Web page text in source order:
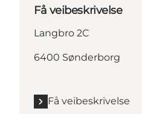
Få veibeskrivelse
Langbro 2C
6400 Sønderborg
Få veibeskrivelse